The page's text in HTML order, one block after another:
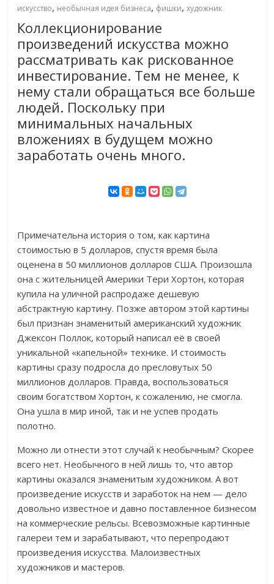
искусство, необычная идея бизнеса, фишки,художник
Коллекционирование
произведений искусства можно
рассматривать как рискованное
инвестирование. Тем не менее, к
нему стали обращаться все больше
людей. Поскольку при
минимальных начальных
вложениях в будущем можно
заработать очень много.
Примечательна история о том, как картина
стоимостью в 5 долларов, спустя время была
оценена в 50 миллионов долларов США. Произошла
она с жительницей Америки Тери Хортон, которая
купила на уличной распродаже дешевую
абстрактную картину. Позже автором этой картины
был признан знаменитый американский художник
Джексон Поллок, который написал её в своей
уникальной «капельной» технике. И стоимость
картины сразу подросла до пресловутых 50
миллионов долларов. Правда, воспользоваться
своим богатством Хортон, к сожалению, не смогла.
Она ушла в мир иной, так и не успев продать
полотно.
Можно ли отнести этот случай к необычным? Скорее
всего нет. Необычного в ней лишь то, что автор
картины оказался знаменитым художником. А вот
произведение искусств и заработок на нем — дело
довольно известное и давно поставленное бизнесом
на коммерческие рельсы. Всевозможные картинные
галереи тем и зарабатывают, что перепродают
произведения искусства. Малоизвестных
художников и мастеров.